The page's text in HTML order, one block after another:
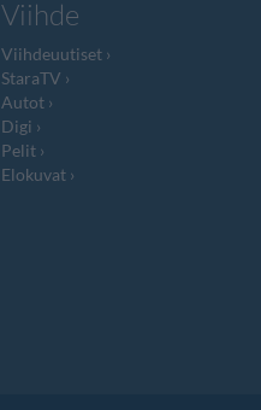
Viihde
Viihdeuutiset
StaraTV
Autot
Digi
Pelit
Elokuvat